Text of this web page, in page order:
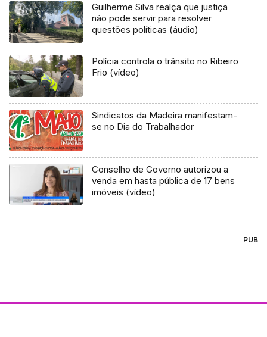
Guilherme Silva realça que justiça
não pode servir para resolver
questões políticas (áudio)
Polícia controla o trânsito no Ribeiro
Frio (vídeo)
Sindicatos da Madeira manifestam-
se no Dia do Trabalhador
Conselho de Governo autorizou a
venda em hasta pública de 17 bens
imóveis (vídeo)
PUB